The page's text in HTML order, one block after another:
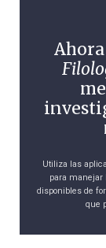
Utiliza las
para manejar
disponibles de
que